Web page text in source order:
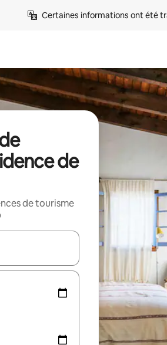
Certaines informations ont été
de
de tourisme
les flèches vers le haut et vers le